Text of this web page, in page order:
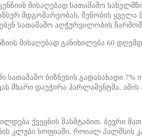
მისაღებად სათამაშო
მდგომარეობას, შენობის
სათამაშო აღჭურვილობის
მისაღებად განიხილება 60
სათამაშო ბიზნესის გადასახადი
მხარი დაუჭირა პარლამენტმა.
ქვეყნის მასშტაბით. ბევრი
კლუბი სოფიაში, როიალ პალმსის